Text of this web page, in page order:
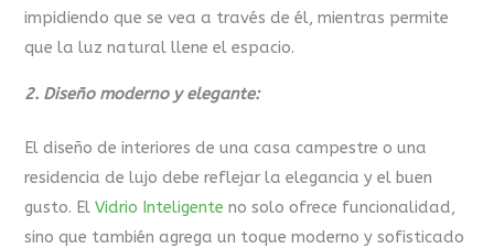
impidiendo que se vea a través de él, mientras permite
que la luz natural llene el espacio.
2. Diseño moderno y elegante:
El diseño de interiores de una casa campestre o una
residencia de lujo debe reflejar la elegancia y el buen
gusto. ElVidrio Inteligente no solo ofrece funcionalidad,
sino que también agrega un toque moderno y sofisticado